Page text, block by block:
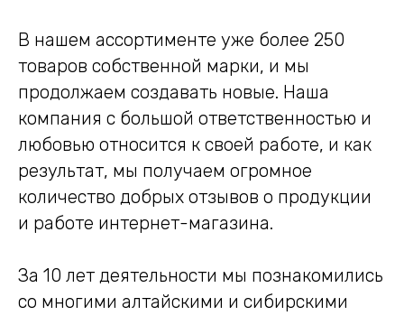
В нашем ассортименте уже более 250
товаров собственной марки, и мы
продолжаем создавать новые. Наша
компания с большой ответственностью и
любовью относится к своей работе, и как
результат, мы получаем огромное
количество добрых отзывов о продукции
и работе интернет-магазина.
За 10 лет деятельности мы познакомились
со многими алтайскими и сибирскими